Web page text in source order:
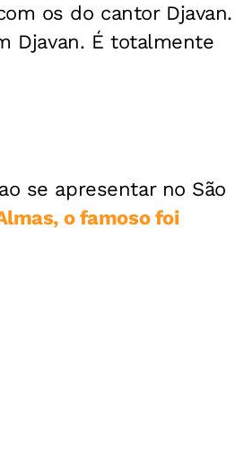
os do cantor Djavan.
Djavan. É totalmente
se apresentar no São
o famoso foi